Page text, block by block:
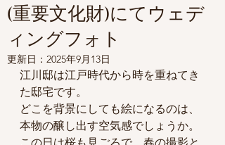
(重要文化財)にてウェデ
ィングフォト
更新日： 2025年9月13日
江川邸は江戸時代から時を重ねてき
た邸宅です。
どこを背景にしても絵になるのは、
本物の醸し出す空気感でしょうか。